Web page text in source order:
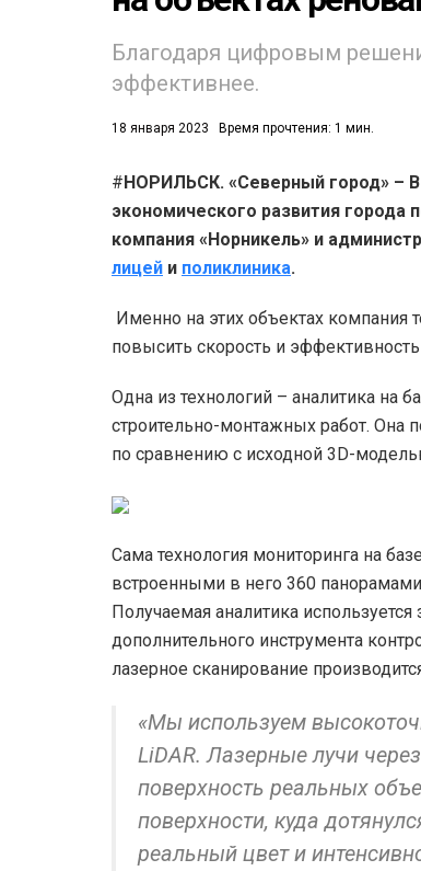
Благодаря цифровым
эффективнее.
18 января 2023 Время прочтения: 1 мин.
#НОРИЛЬСК. «Северный город» – В
экономического развития
компания «Норникель» и
лицей и поликлиника.
Именно на этих объектах компания
повысить скорость и
Одна из технологий – аналитика на
строительно-монтажных работ. Она
по сравнению с исходной 3D-
Сама технология мониторинга на
встроенными в него 360
Получаемая аналитика
дополнительного инструмента
лазерное сканирование
«Мы используем
LiDAR. Лазерные лучи
поверхность реальных
поверхности, куда
реальный цвет и